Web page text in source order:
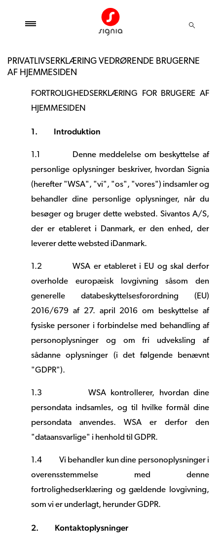
PRIVATLIVSERKLÆRING VEDRØRENDE BRUGERNE
AF HJEMMESIDEN
FORTROLIGHEDSERKLÆRING FOR BRUGERE AF
HJEMMESIDEN
1. Introduktion
1.1
Denne meddelelse om beskyttelse af
personlige oplysninger beskriver, hvordan Signia
(herefter "WSA", "vi", "os", "vores") indsamler og
behandler dine personlige oplysninger, når du
besøger og bruger dette websted. Sivantos A/S,
der er etableret i Danmark, er den enhed, der
leverer dette websted i Danmark.
1.2WSA er etableret i EU og skal derfor
overholde europæisk lovgivning såsom den
generelle databeskyttelsesforordning (EU)
2016/679 af 27. april 2016 om beskyttelse af
fysiske personer i forbindelse med behandling af
personoplysninger og om fri udveksling af
sådanne oplysninger (i det følgende benævnt
"GDPR").
1.3 WSA kontrollerer, hvordan dine
persondata indsamles, og til hvilke formål dine
persondata anvendes. WSA er derfor den
"dataansvarlige" i henhold til GDPR.
1.4 Vi behandler kun dine personoplysninger i
overensstemmelse med denne
fortrolighedserklæring og gældende lovgivning,
som vi er underlagt, herunder GDPR.
2. Kontaktoplysninger